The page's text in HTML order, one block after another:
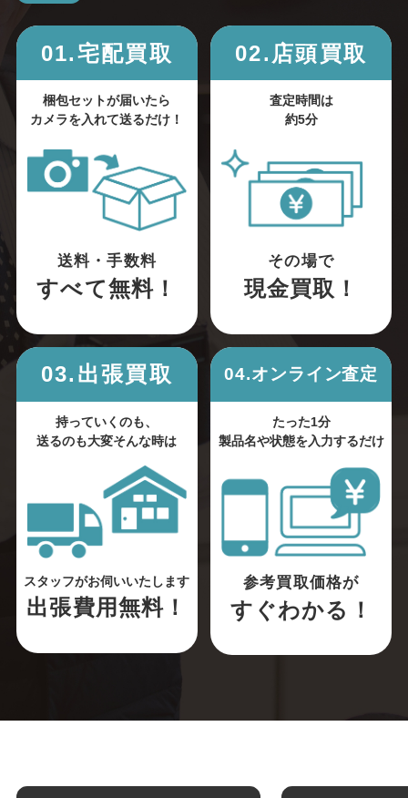
01.宅配買取
梱包セットが届いたら
カメラを入れて送るだけ！
送料・手数料
すべて無料！
02.店頭買取
査定時間は
約5分
その場で
現金買取！
03.出張買取
持っていくのも、
送るのも大変そんな時は
スタッフがお伺いいたします
出張費用無料！
04.オンライン査定
たった1分
製品名や状態を入力するだけ
参考買取価格が
すぐわかる！